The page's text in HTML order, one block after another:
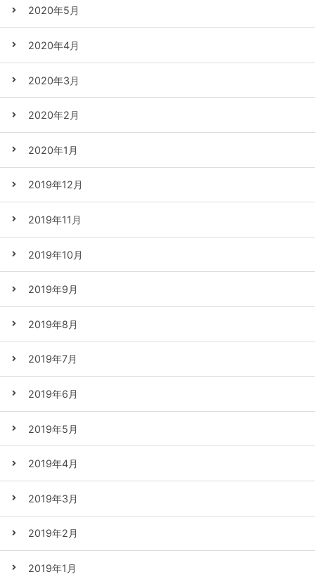
2020年5月
2020年4月
2020年3月
2020年2月
2020年1月
2019年12月
2019年11月
2019年10月
2019年9月
2019年8月
2019年7月
2019年6月
2019年5月
2019年4月
2019年3月
2019年2月
2019年1月